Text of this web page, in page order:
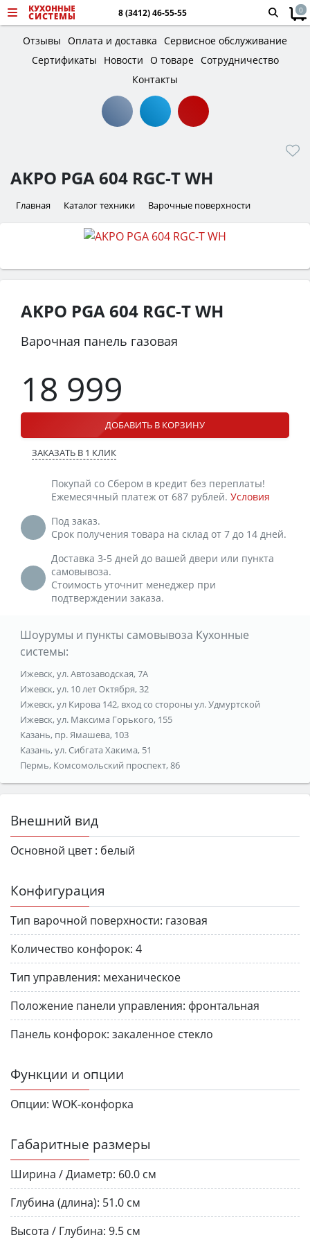
8 (3412) 46-55-55 0
Отзывы Оплата и доставка Сервисное обслуживание
Сертификаты
Новости О товаре Сотрудничество
Контакты
AKPO PGA 604 RGC-T WH
Главная Каталог техники Варочные поверхности
AKPO PGA 604 RGC-T WH
Варочная панель газовая
18 999
ДОБАВИТЬ В КОРЗИНУ
ЗАКАЗАТЬ В 1 КЛИК
Покупай со Сбером в кредит без переплаты!
Ежемесячный платеж от 687 рублей. Условия
Под заказ.
Срок получения товара на склад от 7 до 14 дней.
Доставка 3-5 дней до вашей двери или пункта
самовывоза.
Стоимость уточнит менеджер при
подтверждении заказа.
Шоурумы и пункты самовывоза Кухонные
системы:
Ижевск, ул. Автозаводская, 7А
Ижевск, ул. 10 лет Октября, 32
Ижевск, ул Кирова 142, вход со стороны ул. Удмуртской
Ижевск, ул. Максима Горького, 155
Казань, пр. Ямашева, 103
Казань, ул. Сибгата Хакима, 51
Пермь, Комсомольский проспект, 86
Внешний вид
Основной цвет : белый
Конфигурация
Тип варочной поверхности: газовая
Количество конфорок: 4
Тип управления: механическое
Положение панели управления: фронтальная
Панель конфорок: закаленное стекло
Функции и опции
Опции: WOK-конфорка
Габаритные размеры
Ширина / Диаметр: 60.0 см
Глубина (длина): 51.0 см
Высота / Глубина: 9.5 см